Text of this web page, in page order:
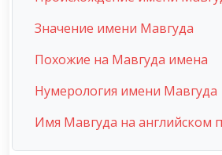
Значение имени Мавгуда
Похожие на Мавгуда имена
Нумерология имени Мавгуда
Имя Мавгуда на английском